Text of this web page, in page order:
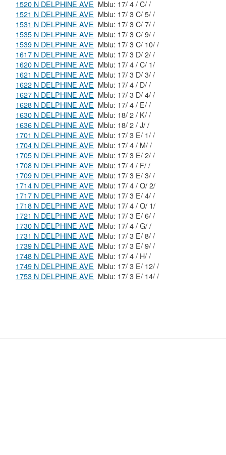
1520 N DELPHINE AVE
Mblu: 17/ 4 / C/ /
1521 N DELPHINE AVE
Mblu: 17/ 3 C/ 5/ /
1531 N DELPHINE AVE
Mblu: 17/ 3 C/ 7/ /
1535 N DELPHINE AVE
Mblu: 17/ 3 C/ 9/ /
1539 N DELPHINE AVE
Mblu: 17/ 3 C/ 10/ /
1617 N DELPHINE AVE
Mblu: 17/ 3 D/ 2/ /
1620 N DELPHINE AVE
Mblu: 17/ 4 / C/ 1/
1621 N DELPHINE AVE
Mblu: 17/ 3 D/ 3/ /
1622 N DELPHINE AVE
Mblu: 17/ 4 / D/ /
1627 N DELPHINE AVE
Mblu: 17/ 3 D/ 4/ /
1628 N DELPHINE AVE
Mblu: 17/ 4 / E/ /
1630 N DELPHINE AVE
Mblu: 18/ 2 / K/ /
1636 N DELPHINE AVE
Mblu: 18/ 2 / J/ /
1701 N DELPHINE AVE
Mblu: 17/ 3 E/ 1/ /
1704 N DELPHINE AVE
Mblu: 17/ 4 / M/ /
1705 N DELPHINE AVE
Mblu: 17/ 3 E/ 2/ /
1708 N DELPHINE AVE
Mblu: 17/ 4 / F/ /
1709 N DELPHINE AVE
Mblu: 17/ 3 E/ 3/ /
1714 N DELPHINE AVE
Mblu: 17/ 4 / O/ 2/
1717 N DELPHINE AVE
Mblu: 17/ 3 E/ 4/ /
1718 N DELPHINE AVE
Mblu: 17/ 4 / O/ 1/
1721 N DELPHINE AVE
Mblu: 17/ 3 E/ 6/ /
1730 N DELPHINE AVE
Mblu: 17/ 4 / G/ /
1731 N DELPHINE AVE
Mblu: 17/ 3 E/ 8/ /
1739 N DELPHINE AVE
Mblu: 17/ 3 E/ 9/ /
1748 N DELPHINE AVE
Mblu: 17/ 4 / H/ /
1749 N DELPHINE AVE
Mblu: 17/ 3 E/ 12/ /
1753 N DELPHINE AVE
Mblu: 17/ 3 E/ 14/ /